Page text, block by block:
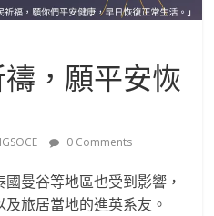
，願平安恢
0 Comments
曼谷等地區也受到影響，
旅居當地的進英系友。